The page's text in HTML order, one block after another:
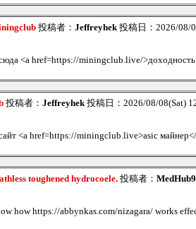
投稿者： Jeffreyhek投稿日：2026/08/
<a href=https://miningclub.live/
投稿者： Jeffreyhek投稿日：2026/08/08(Sat)
<a href=https://miningclub.live>asic
toughened hydrocoele. 投稿者：
how https://abbynkas.com/nizagara/ works